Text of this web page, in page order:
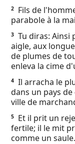
About
Copyright
Download
L.O.A
Ebook
2
Fils de
parabole à la
3 Tu diras: Ainsi
aigle, aux
de plumes de
enleva la cime
4 Il arracha le
dans un pays
ville de
5
Et il prit un
fertile; il le mit
comme un saule.